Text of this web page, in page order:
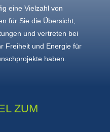
eine Vielzahl von
für Sie die Übersicht,
und vertreten bei
Freiheit und Energie für
haben.
ZUM